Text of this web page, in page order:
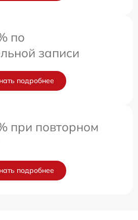
по
записи
подробнее
при повторном
подробнее